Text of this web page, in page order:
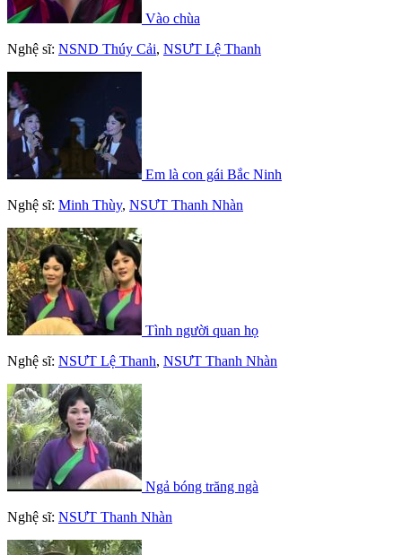
Vào chùa
Nghệ sĩ: NSND Thúy Cải, NSƯT Lệ Thanh
Em là con gái Bắc Ninh
Nghệ sĩ: Minh Thùy, NSƯT Thanh Nhàn
Tình người quan họ
Nghệ sĩ: NSƯT Lệ Thanh, NSƯT Thanh Nhàn
Ngả bóng trăng ngà
Nghệ sĩ: NSƯT Thanh Nhàn